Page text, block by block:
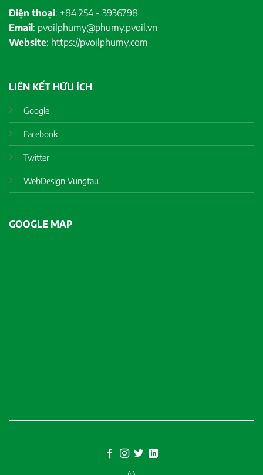
Điện thoại: +84 254 - 3936798
Email : pvoilphumy@phumy.pvoil.vn
Website: https://pvoilphumy.com
LIÊN KẾT HỮU ÍCH
Google
Facebook
Twitter
WebDesign Vungtau
GOOGLE MAP